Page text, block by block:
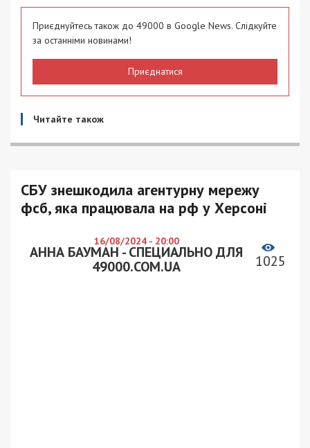
Приєднуйтесь також до 49000 в Google News. Слідкуйте
за останніми новинами!
Приєднатися
Читайте також
СБУ знешкодила агентурну мережу
фсб, яка працювала на рф у Херсоні
16/08/2024 - 20:00
АННА БАУМАН - СПЕЦИАЛЬНО ДЛЯ
49000.COM.UA
1025